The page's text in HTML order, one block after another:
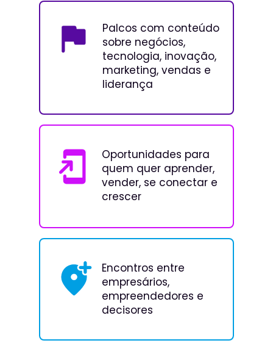
Palcos com conteúdo
sobre negócios,
tecnologia, inovação,
marketing, vendas e
liderança
Encontros entre
empresários,
empreendedores e
decisores
Oportunidades para
quem quer aprender,
vender, se conectar e
crescer